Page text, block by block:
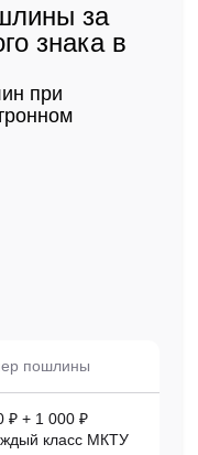
за
знака в
при
пошлины
₽ + 1 000 ₽
класс МКТУ